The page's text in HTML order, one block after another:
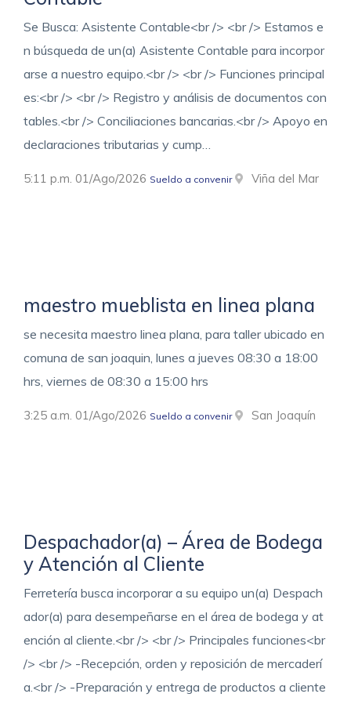
Se Busca: Asistente Contable<br /> <br /> Estamos e
n búsqueda de un(a) Asistente Contable para incorpor
arse a nuestro equipo.<br /> <br /> Funciones principal
es:<br /> <br /> Registro y análisis de documentos con
tables.<br /> Conciliaciones bancarias.<br /> Apoyo en
declaraciones tributarias y cump…
5:11 p.m. 01/Ago/2026 Sueldo a convenir Viña del Mar
maestro mueblista en linea plana
se necesita maestro linea plana, para taller ubicado en
comuna de san joaquin, lunes a jueves 08:30 a 18:00
hrs, viernes de 08:30 a 15:00 hrs
3:25 a.m. 01/Ago/2026 Sueldo a convenir San Joaquín
Despachador(a) – Área de Bodega
y Atención al Cliente
Ferretería busca incorporar a su equipo un(a) Despach
ador(a) para desempeñarse en el área de bodega y at
ención al cliente.<br /> <br /> Principales funciones<br
/> <br /> -Recepción, orden y reposición de mercaderí
a.<br /> -Preparación y entrega de productos a cliente